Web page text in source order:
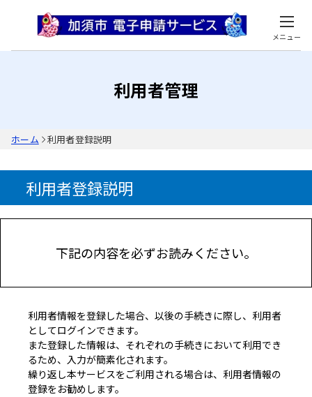
メニュー
利用者管理
ホーム 利用者登録説明
利用者登録説明
下記の内容を必ずお読みください。
利用者情報を登録した場合、以後の手続きに際し、利用者
としてログインできます。
また登録した情報は、それぞれの手続きにおいて利用でき
るため、入力が簡素化されます。
繰り返し本サービスをご利用される場合は、利用者情報の
登録をお勧めします。